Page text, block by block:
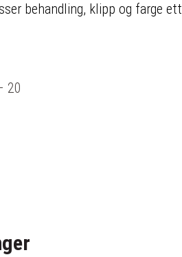
behandling, klipp og farge
20